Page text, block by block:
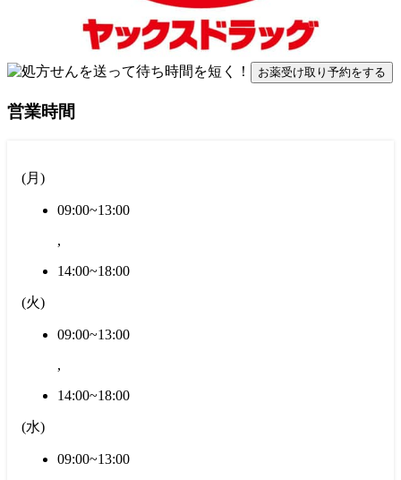
お薬受け取り予約をする
営業時間
(月 )
09:00~13:00
,
14:00~18:00
(火)
09:00~13:00
,
14:00~18:00
(水)
09:00~13:00